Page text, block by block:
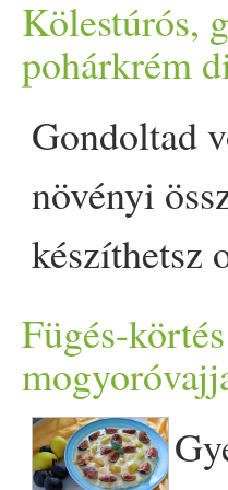
galette
ezernyi
post
őszi
Kölestúrós,
pohárkrém
Gondoltad
növényi
készíthetsz
amelyek
túróból
akkor ez a
Fügés-